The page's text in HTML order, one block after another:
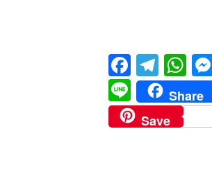
F
ac
e
b
T
el
e
gr
W
h
at
s
Li
n
e
Share
Save